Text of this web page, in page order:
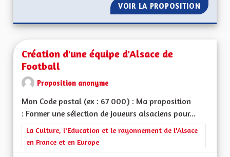
VOIR LA PROPOSITION
Création d'une équipe d'Alsace de
Football
Proposition anonyme
Mon Code postal (ex : 67 000) : Ma proposition
: Former une sélection de joueurs alsaciens pour...
Filtrer les résultats de la catégorie : La Culture, l'Education et
La Culture, l'Education et le rayonnement de l'Alsace
en France et en Europe